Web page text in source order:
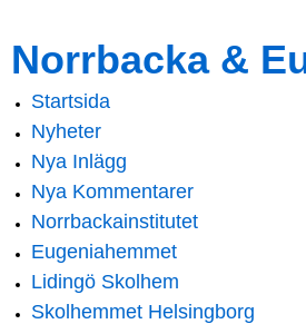
main
content
navigation
Norrbacka &
Main menu
Startsida
Nyheter
Nya Inlägg
Nya Kommentarer
Norrbackainstitutet
Eugeniahemmet
Lidingö Skolhem
Skolhemmet Helsingborg